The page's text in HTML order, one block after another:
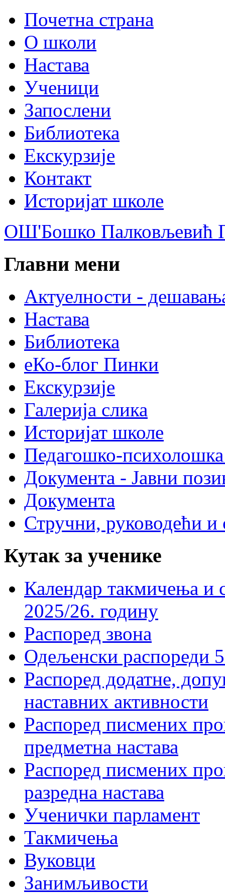
Почетна страна
О школи
Настава
Ученици
Запослени
Библиотека
Екскурзије
Контакт
Историјат школе
ОШ'Бошко Палковљевић
Главни мени
Актуелности -
Настава
Библиотека
еКо-блог Пинки
Екскурзије
Галерија слика
Историјат школе
Педагошко-психолошка
Документа - Јавни
Документа
Стручни, руководећи и
Кутак за ученике
Календар такмичења
2025/26. годину
Распоред звона
Одељенски распореди
Распоред додатне,
наставних активности
Распоред писмених
предметна настава
Распоред писмених
разредна настава
Ученички парламент
Такмичења
Вуковци
Занимљивости